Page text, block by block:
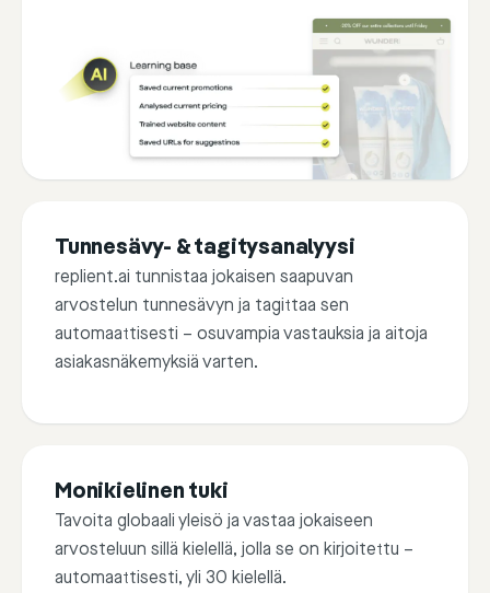
Tunnesävy- & tagitysanalyysi
replient.ai tunnistaa jokaisen saapuvan
arvostelun tunnesävyn ja tagittaa sen
automaattisesti – osuvampia vastauksia ja aitoja
asiakasnäkemyksiä varten.
something like this but ....
Monikielinen tuki
Tavoita globaali yleisö ja vastaa jokaiseen
arvosteluun sillä kielellä, jolla se on kirjoitettu –
automaattisesti, yli 30 kielellä.